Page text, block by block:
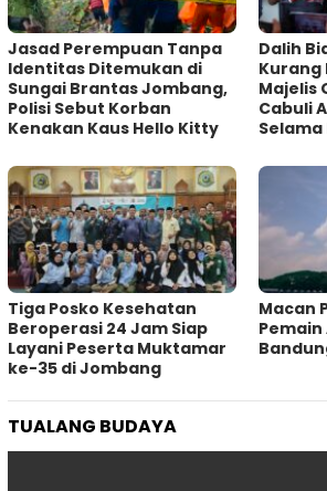
Jasad Perempuan Tanpa
Identitas Ditemukan di
Sungai Brantas Jombang,
Polisi Sebut Korban
Kenakan Kaus Hello Kitty
Dalih
Kurang
Majelis
Cabuli
Tiga Posko Kesehatan
Beroperasi 24 Jam Siap
Layani Peserta Muktamar
ke-35 di Jombang
Macan
Pemain
TUALANG BUDAYA